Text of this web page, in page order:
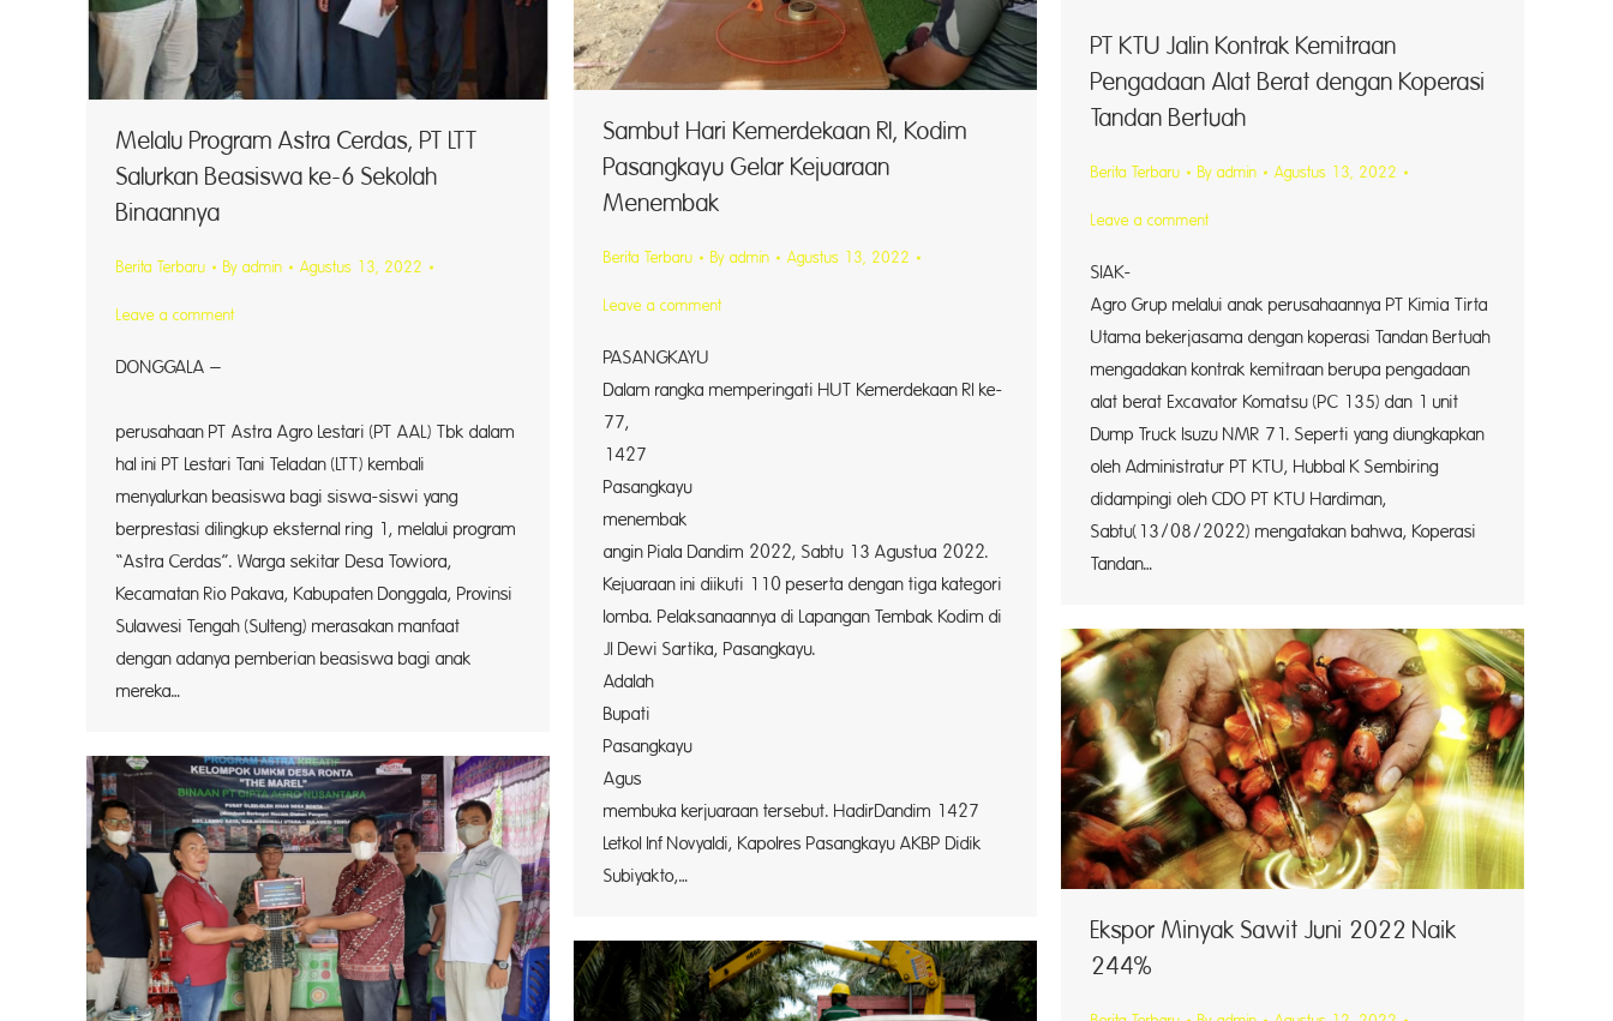
Melalu Program Astra Cerdas, PT LTT
Salurkan Beasiswa ke-6 Sekolah
Binaannya
Berita Terbaru By admin Agustus 13, 2022
Leave a comment
DONGGALA –
Anak
perusahaan PT Astra Agro Lestari (PT AAL) Tbk dalam
hal ini PT Lestari Tani Teladan (LTT) kembali
menyalurkan beasiswa bagi siswa-siswi yang
berprestasi dilingkup eksternal ring 1, melalui program
“Astra Cerdas”. Warga sekitar Desa Towiora,
Kecamatan Rio Pakava, Kabupaten Donggala, Provinsi
Sulawesi Tengah (Sulteng) merasakan manfaat
dengan adanya pemberian beasiswa bagi anak
mereka…
Sambut Hari Kemerdekaan RI, Kodim
Pasangkayu Gelar Kejuaraan
Menembak
Berita Terbaru By admin Agustus 13, 2022
Leave a comment
PASANGKAYU –
Dalam rangka memperingati HUT Kemerdekaan RI ke-
77, Kodim
1427
Pasangkayu menggelar
menembak senapan
angin Piala Dandim 2022, Sabtu 13 Agustua 2022.
Kejuaraan ini diikuti 110 peserta dengan tiga kategori
lomba. Pelaksanaannya di Lapangan Tembak Kodim di
Jl Dewi Sartika, Pasangkayu.
Adalah Wakil
Bupati
Pasangkayu Herny
Agus yang
membuka kerjuaraan tersebut. HadirDandim 1427
Letkol Inf Novyaldi, Kapolres Pasangkayu AKBP Didik
Subiyakto,…
PT KTU Jalin Kontrak Kemitraan
Pengadaan Alat Berat dengan Koperasi
Tandan Bertuah
Berita Terbaru By admin Agustus 13, 2022
Leave a comment
SIAK-
Agro Grup melalui anak perusahaannya PT Kimia Tirta
Utama bekerjasama dengan koperasi Tandan Bertuah
mengadakan kontrak kemitraan berupa pengadaan
alat berat Excavator Komatsu (PC 135) dan 1 unit
Dump Truck Isuzu NMR 71. Seperti yang diungkapkan
oleh Administratur PT KTU, Hubbal K Sembiring
didampingi oleh CDO PT KTU Hardiman,
Sabtu(13/08/2022) mengatakan bahwa, Koperasi
Tandan…
Ekspor Minyak Sawit Juni 2022 Naik
244%